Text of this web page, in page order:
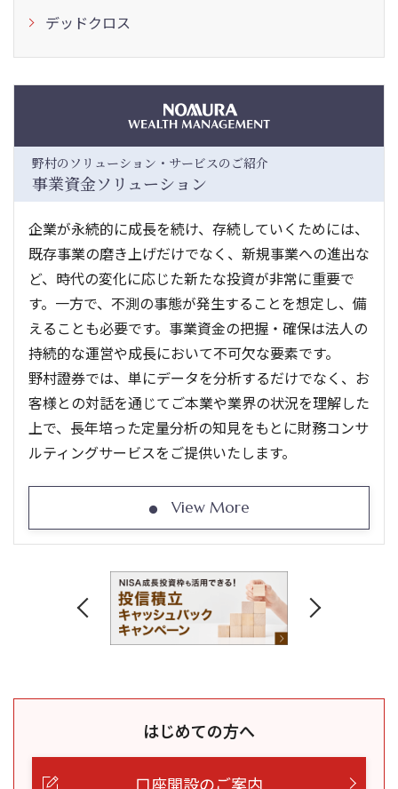
デッドクロス
野村のソリューション・サービスのご紹介
事業資金ソリューション
企業が永続的に成長を続け、存続していくためには、
既存事業の磨き上げだけでなく、新規事業への進出な
ど、時代の変化に応じた新たな投資が非常に重要で
す。一方で、不測の事態が発生することを想定し、備
えることも必要です。事業資金の把握・確保は法人の
持続的な運営や成長において不可欠な要素です。
野村證券では、単にデータを分析するだけでなく、お
客様との対話を通じてご本業や業界の状況を理解した
上で、長年培った定量分析の知見をもとに財務コンサ
ルティングサービスをご提供いたします。
View More
はじめての方へ
口座開設のご案内